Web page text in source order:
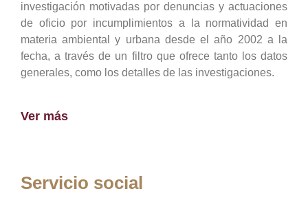
investigación motivadas por denuncias y actuaciones
de oficio por incumplimientos a la normatividad en
materia ambiental y urbana desde el año 2002 a la
fecha, a través de un filtro que ofrece tanto los datos
generales, como los detalles de las investigaciones.
Ver más
Servicio social